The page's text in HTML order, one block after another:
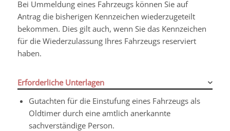
Bei Ummeldung eines Fahrzeugs können Sie auf
Antrag die bisherigen Kennzeichen wiederzugeteilt
bekommen. Dies gilt auch, wenn Sie das Kennzeichen
für die Wiederzulassung Ihres Fahrzeugs reserviert
haben.
Erforderliche Unterlagen
Gutachten für die Einstufung eines Fahrzeugs als
Oldtimer durch eine amtlich anerkannte
sachverständige Person.